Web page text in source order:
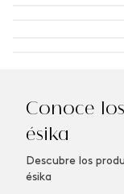
Conoce
ésika
Descubre los
ésika